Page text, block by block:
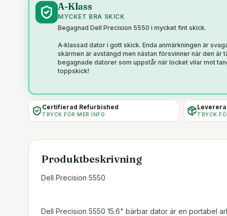
A-Klass
MYCKET BRA SKICK
Begagnad Dell Precision 5550 i mycket fint skick.
A‑klassad dator i gott skick. Enda anmärkningen är
skärmen är avstängd men nästan försvinner när den är
begagnade datorer som uppstår när locket vilar mot
toppskick!
Certifierad Refurbished
TRYCK FÖR MER INFO TRYCK
Produktbeskrivning
Dell Precision 5550
Dell Precision 5550 15.6" bärbar dator är en portabel